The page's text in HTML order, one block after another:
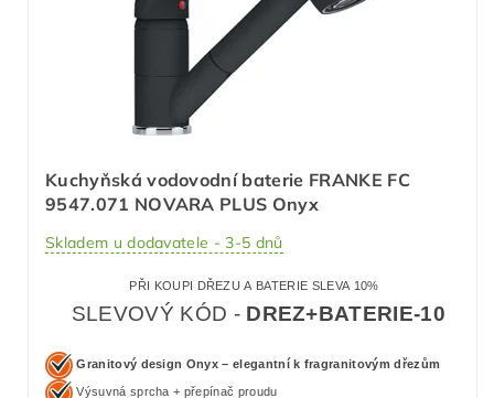
Kuchyňská vodovodní baterie FRANKE FC
9547.071 NOVARA PLUS Onyx
Skladem u dodavatele - 3-5 dnů
PŘI KOUPI DŘEZU A BATERIE SLEVA 10%
SLEVOVÝ KÓD - DREZ+BATERIE-10
Granitový design Onyx – elegantní k fragranitovým dřezům
Výsuvná sprcha + přepínač proudu